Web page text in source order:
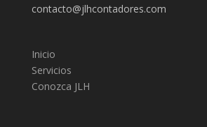
contacto@jlhcontadores.com
Inicio
Servicios
Conozca JLH